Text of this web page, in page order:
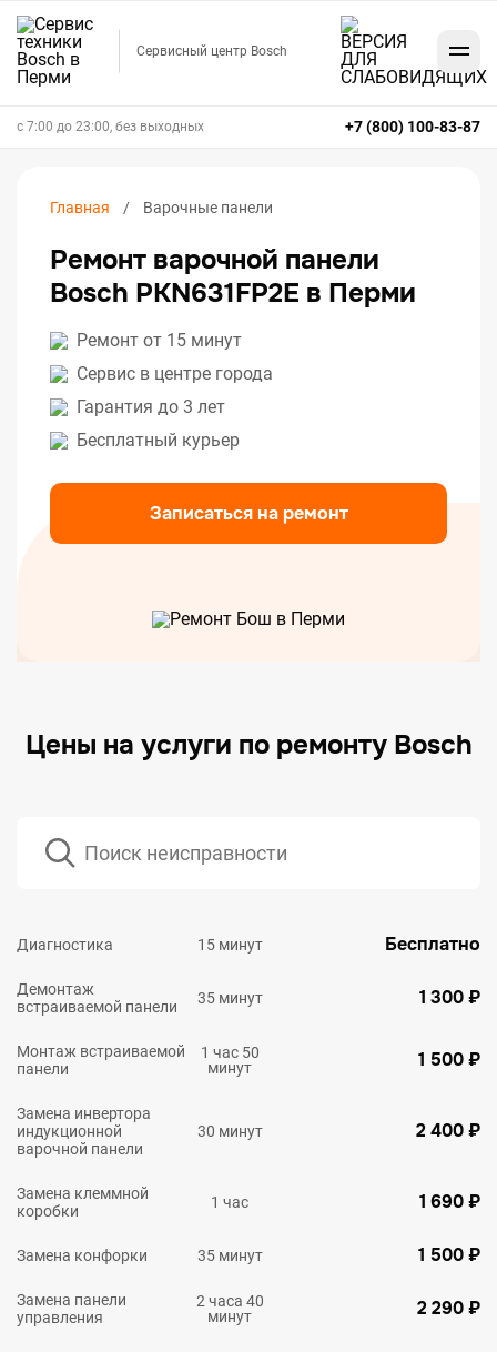
Сервисный центр Bosch
+7 (800) 100-83-87
с 7:00 до 23:00, без выходных
Главная Варочные панели
Ремонт варочной панели
Bosch PKN631FP2E в Перми
Ремонт от 15 минут
Сервис в центре города
Гарантия до 3 лет
Бесплатный курьер
Записаться на ремонт
Цены на услуги по ремонту Bosch
Диагностика 15 минут Бесплатно
Демонтаж
встраиваемой панели
35 минут 1 300 ₽
Монтаж встраиваемой
панели
1 час 50
минут
1 500 ₽
Замена инвертора
индукционной
варочной панели
30 минут 2 400 ₽
Замена клеммной
коробки
1 час 1 690 ₽
Замена конфорки 35 минут 1 500 ₽
Замена панели
управления
2 часа 40
минут
2 290 ₽